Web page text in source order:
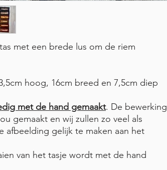
met een brede lus om de riem
hoog, 16cm breed en 7,5cm diep
met de hand gemaakt. De bewerking
gemaakt en wij zullen zo veel als
afbeelding gelijk te maken aan het
van het tasje wordt met de hand